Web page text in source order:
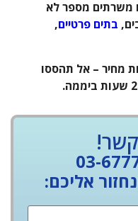
משרתים מספר לא
בתים פרטיים,
מחיר – אל תהססו
קשר!
אליכם: